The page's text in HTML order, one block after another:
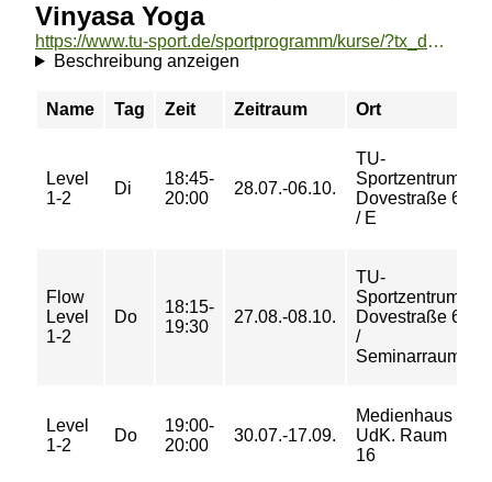
Vinyasa Yoga
https://www.tu-sport.de/sportprogramm/kurse/?tx_dwzeh_courses%5Baction%5D=show&tx_dwzeh_courses%5BsportsDescription%5D=1000&cHash=6203e1f11db1df4307d879b61d2c0b7d
Beschreibung anzeigen
Name Tag Zeit Zeitraum Ort
Level
1-2
Di
18:45-
20:00
28.07.-06.10.
TU-
Sportzentrum
Dovestraße 6
/ E
Flow
Level
1-2
Do
18:15-
19:30
27.08.-08.10.
TU-
Sportzentrum
Dovestraße 6
/
Seminarraum
Level
1-2
Do
19:00-
20:00
30.07.-17.09.
Medienhaus
UdK. Raum
16